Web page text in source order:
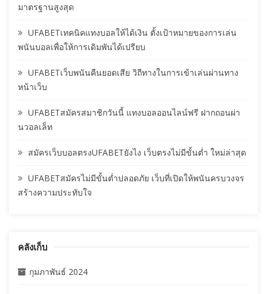
มาตรฐานสูงสุด
UFABETเทคนิคแทงบอลให้ได้เงิน ตั้งเป้าหมายของการเล่น
พนันบอลเพื่อให้การเดิมพันได้เปรียบ
UFABETเว็บพนันคืนยอดเสีย วิถีทางในการเข้าเล่นผ่านทาง
หน้าเว็บ
UFABETสมัครสมาชิกวันนี้ แทงบอลออนไลน์ฟรี ฝากถอนผ่า
นวอลเล็ท
สมัครเว็บบอลตรงUFABETยังไง เว็บตรงไม่มีขั้นต่ำ ใหม่ล่าสุด
UFABETสมัครไม่มีขั้นต่ำปลอดภัย เว็บที่เปิดให้พนันครบวงจร
สร้างความประทับใจ
คลังเก็บ
กุมภาพันธ์ 2024